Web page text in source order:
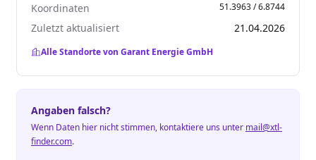
Koordinaten
51.3963 / 6.8744
Zuletzt aktualisiert 21.04.2026
Alle Standorte von Garant Energie GmbH
Angaben falsch?
Wenn Daten hier nicht stimmen, kontaktiere uns unter mail@xtl-
finder.com.